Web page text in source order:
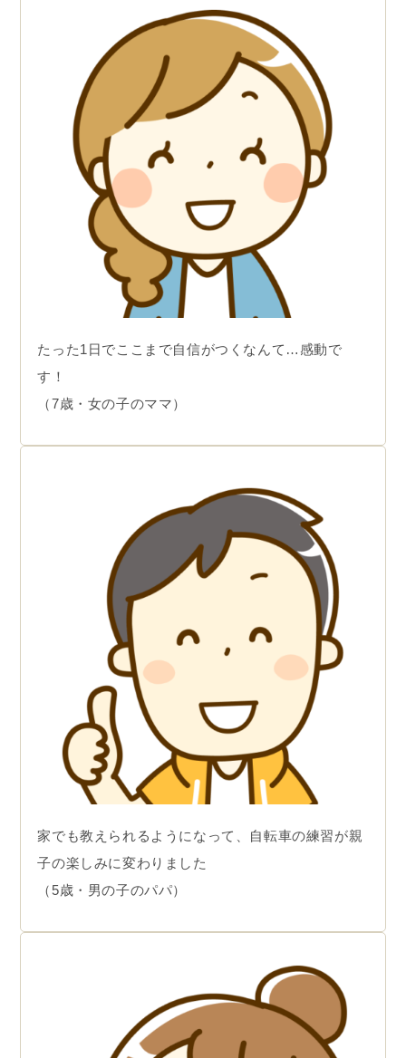
たった1日でここまで自信がつくなんて…感動で
す！
（7歳・女の子のママ）
家でも教えられるようになって、自転車の練習が親
子の楽しみに変わりました
（5歳・男の子のパパ）